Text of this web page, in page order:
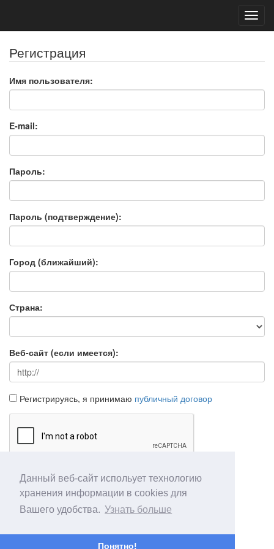
Данный веб-сайт испольует технологию
хранения информации в cookies для
Вашего удобства. Узнать больше
Понятно!
Регистрация
Имя пользователя:
E-mail:
Пароль:
Пароль (подтверждение):
Город (ближайший):
Страна:
Веб-сайт (если имеется):
Регистрируясь, я принимаю публичный договор
Продолжить Отмена